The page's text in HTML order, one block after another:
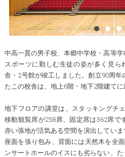
中高一貫の男子校、本郷中学校・高等
スポーツに勤しむ生徒の姿が多く見ら
舎・2号館が竣工しました。創立90周
たこの校舎は、地上6階・地下2階建てに
地下フロアの講堂は、スタッキングチ
移動観覧席が258席、固定席は362席で
赤い張地が活気ある空間を演出していま
座面を張り包み、背面には天然木を全
ンサートホールのイスにも劣らない、